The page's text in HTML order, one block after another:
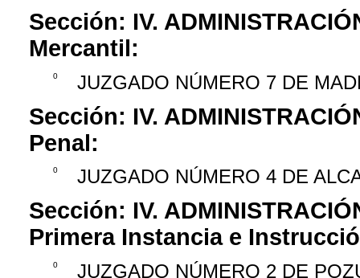
Sección: IV.
Mercantil:
0 JUZGADO NÚMERO 7 DE
Sección: IV.
Penal:
0 JUZGADO NÚMERO 4 DE
Sección: IV.
Primera Instancia e
0 JUZGADO NÚMERO 2 DE